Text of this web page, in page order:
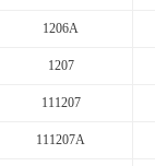
1206A
1207
111207
111207A